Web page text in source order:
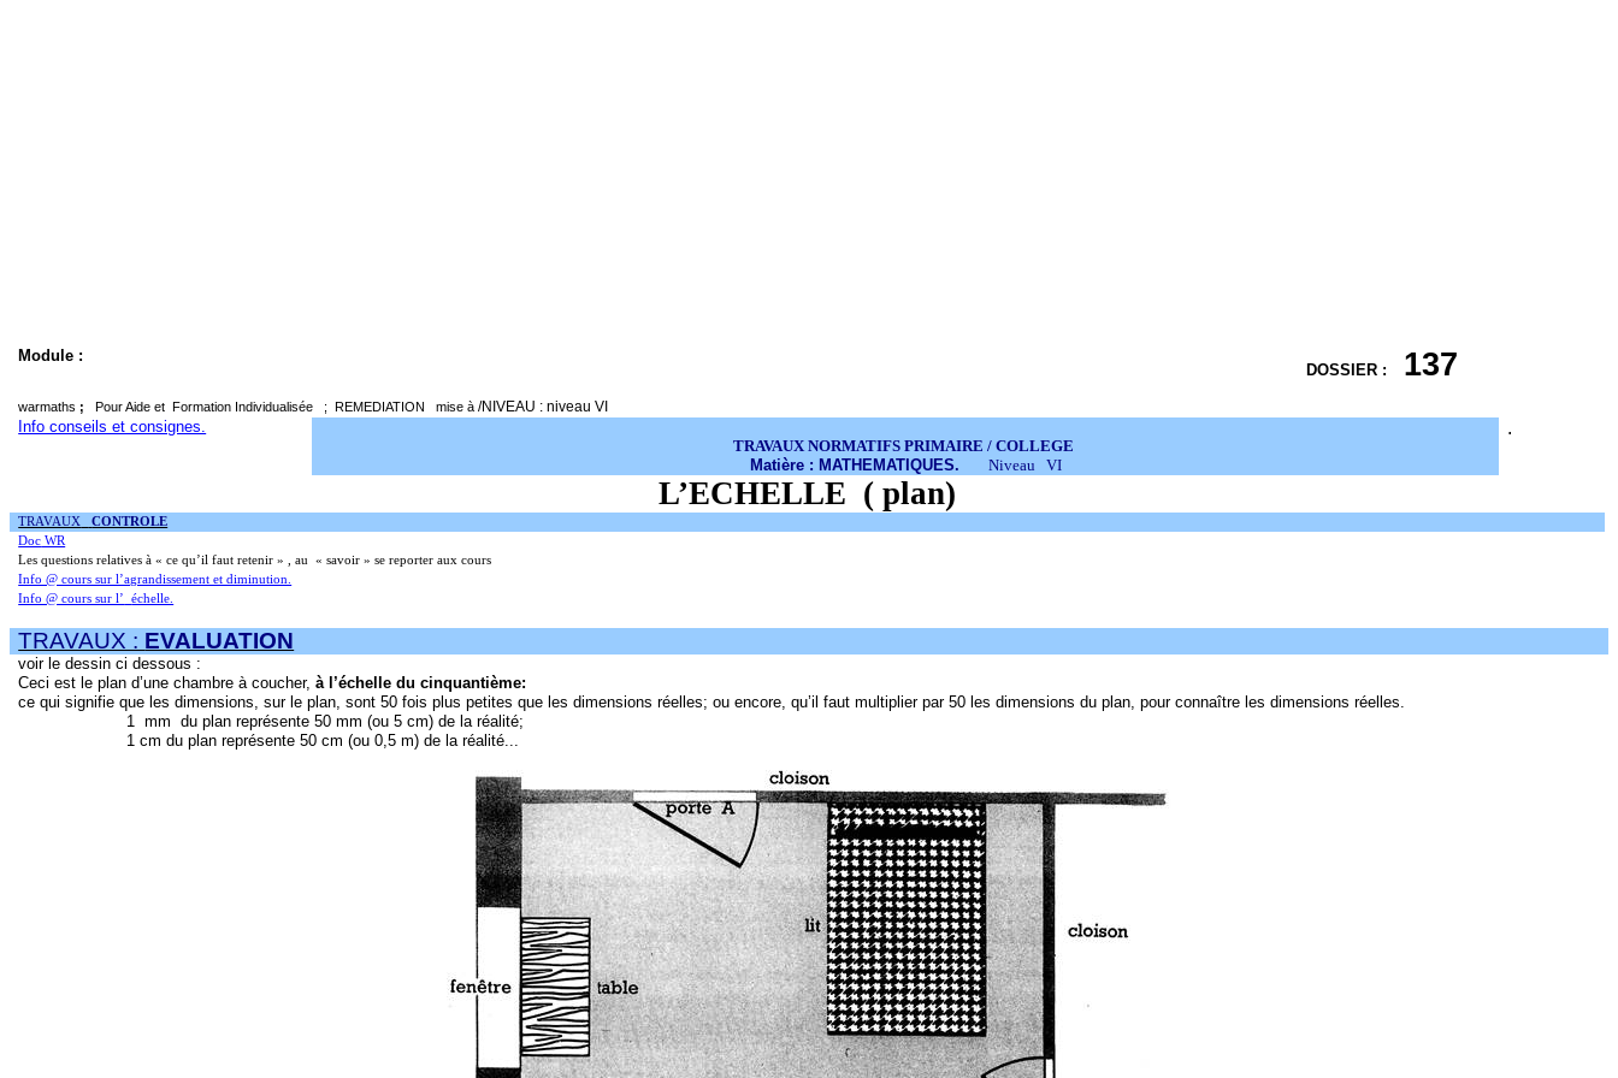
Module :
DOSSIER :
137
warmaths ; Pour Aide et Formation Individualisée ; REMEDIATION mise à/NIVEAU : niveau VI
Info conseils et consignes.
TRAVAUX NORMATIFS PRIMAIRE / COLLEGE
Matière : MATHEMATIQUES.
Niveau VI
.
L’ECHELLE ( plan)
TRAVAUX
CONTROLE
Doc WR
Les questions relatives à « ce qu’il faut retenir» , au
« savoir » se reporter aux cours
Info @ cours sur l’agrandissement et diminution.
Info @ cours sur l’
échelle.
TRAVAUX : EVALUATION
voir le dessin ci dessous :
Ceci est le plan d’une chambre à coucher,à l’échelle du cinquantième:
ce qui signifie que les dimensions, sur le plan,sont 50 fois plus petites que les dimensions réelles; ou encore, qu’il faut multiplier par 50 les dimensions du plan, pour connaître les dimensions réelles.
1 mm
du plan représente 50 mm (ou 5 cm) de la réalité;
1cm du plan représente 50 cm (ou 0,5 m) de la réalité...